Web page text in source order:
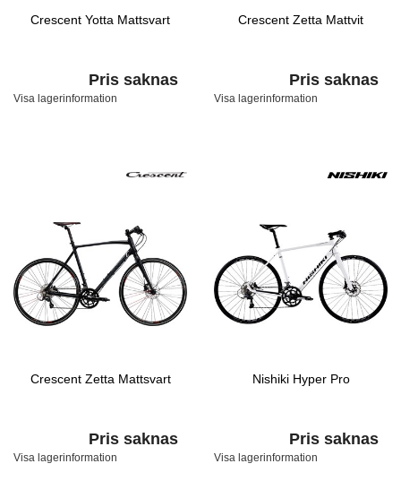
Crescent Yotta Mattsvart
Pris saknas
Visa lagerinformation
Crescent Zetta Mattvit
Pris saknas
Visa lagerinformation
Crescent Zetta Mattsvart
Pris saknas
Visa lagerinformation
Nishiki Hyper Pro
Pris saknas
Visa lagerinformation